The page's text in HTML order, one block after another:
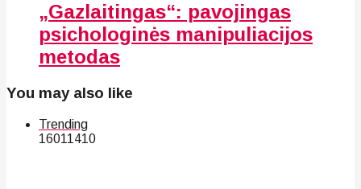
„Gazlaitingas“: pavojingas
psichologinės manipuliacijos
metodas
You may also like
Trending
16011410